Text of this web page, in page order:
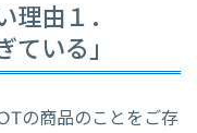
由１．
ている」
の商品のことをご存